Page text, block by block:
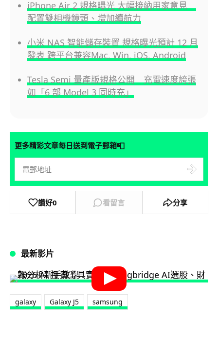
iPhone Air 2 規格曝光 大幅接納用家意見
配置雙相機鏡頭、增加續航力
小米 NAS 智能儲存裝置 規格曝光預計 12 月
發表 跨平台兼容Mac, Win, iOS, Android
Tesla Semi 量產版規格公開 充電速度誇張
如「6 部 Model 3 同時充」
更多精彩文章每日送到電子郵箱📮
讚好0 看留言 分享
最新影片
galaxy Galaxy J5 samsung